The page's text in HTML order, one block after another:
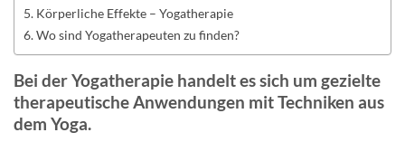
Körperliche Effekte – Yogatherapie
Wo sind Yogatherapeuten zu finden?
Bei der Yogatherapie handelt es sich um gezielte
therapeutische Anwendungen mit Techniken aus
dem Yoga.